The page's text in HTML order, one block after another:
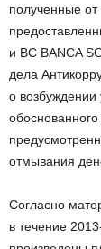
полученные от
и BC BANCA
дела
о возбуждении
отмывания
Согласно
в течение